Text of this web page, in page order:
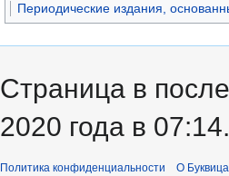
Периодические издания,
Страница в
2020 года в 07:14.
Политика конфиденциальности О Буквица